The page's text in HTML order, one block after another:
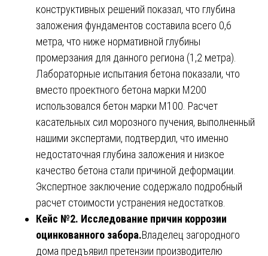
конструктивных решений показал, что глубина
заложения фундаментов составила всего 0,6
метра, что ниже нормативной глубины
промерзания для данного региона (1,2 метра).
Лабораторные испытания бетона показали, что
вместо проектного бетона марки М200
использовался бетон марки М100. Расчет
касательных сил морозного пучения, выполненный
нашими экспертами, подтвердил, что именно
недостаточная глубина заложения и низкое
качество бетона стали причиной деформации.
Экспертное заключение содержало подробный
расчет стоимости устранения недостатков.
Кейс №2. Исследование причин коррозии
оцинкованного забора.Владелец загородного
дома предъявил претензии производителю